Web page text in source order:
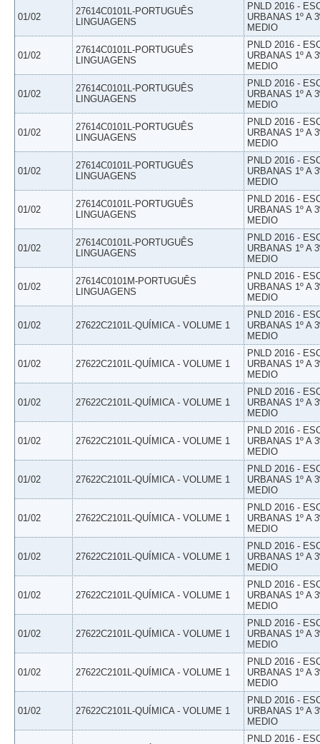
01/02
27614C0101L-PORTUGUÊS
LINGUAGENS
PNLD 2016 -
URBANAS 1º A
MEDIO
01/02
27614C0101L-PORTUGUÊS
LINGUAGENS
PNLD 2016 -
URBANAS 1º A
MEDIO
01/02
27614C0101L-PORTUGUÊS
LINGUAGENS
PNLD 2016 -
URBANAS 1º A
MEDIO
01/02
27614C0101L-PORTUGUÊS
LINGUAGENS
PNLD 2016 -
URBANAS 1º A
MEDIO
01/02
27614C0101L-PORTUGUÊS
LINGUAGENS
PNLD 2016 -
URBANAS 1º A
MEDIO
01/02
27614C0101L-PORTUGUÊS
LINGUAGENS
PNLD 2016 -
URBANAS 1º A
MEDIO
01/02
27614C0101L-PORTUGUÊS
LINGUAGENS
PNLD 2016 -
URBANAS 1º A
MEDIO
01/02
27614C0101M-PORTUGUÊS
LINGUAGENS
PNLD 2016 -
URBANAS 1º A
MEDIO
01/02 27622C2101L-QUÍMICA - VOLUME 1
PNLD 2016 -
URBANAS 1º A
MEDIO
01/02 27622C2101L-QUÍMICA - VOLUME 1
PNLD 2016 -
URBANAS 1º A
MEDIO
01/02 27622C2101L-QUÍMICA - VOLUME 1
PNLD 2016 -
URBANAS 1º A
MEDIO
01/02 27622C2101L-QUÍMICA - VOLUME 1
PNLD 2016 -
URBANAS 1º A
MEDIO
01/02 27622C2101L-QUÍMICA - VOLUME 1
PNLD 2016 -
URBANAS 1º A
MEDIO
01/02 27622C2101L-QUÍMICA - VOLUME 1
PNLD 2016 -
URBANAS 1º A
MEDIO
01/02 27622C2101L-QUÍMICA - VOLUME 1
PNLD 2016 -
URBANAS 1º A
MEDIO
01/02 27622C2101L-QUÍMICA - VOLUME 1
PNLD 2016 -
URBANAS 1º A
MEDIO
01/02 27622C2101L-QUÍMICA - VOLUME 1
PNLD 2016 -
URBANAS 1º A
MEDIO
01/02 27622C2101L-QUÍMICA - VOLUME 1
PNLD 2016 -
URBANAS 1º A
MEDIO
01/02 27622C2101L-QUÍMICA - VOLUME 1
PNLD 2016 -
URBANAS 1º A
MEDIO
PNLD 2016 -